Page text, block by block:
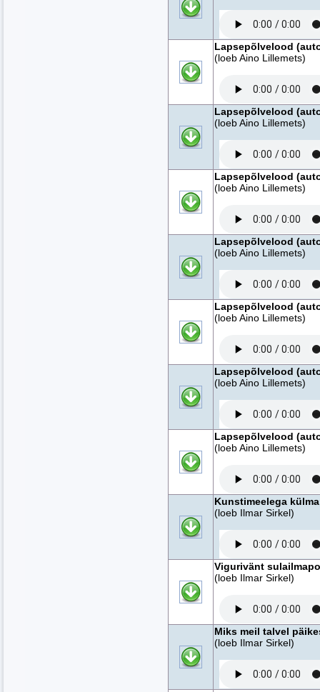
Lapsepõlvelood
(loeb Aino Lillemets)
Lapsepõlvelood
(loeb Aino Lillemets)
Lapsepõlvelood
(loeb Aino Lillemets)
Lapsepõlvelood
(loeb Aino Lillemets)
Lapsepõlvelood
(loeb Aino Lillemets)
Lapsepõlvelood
(loeb Aino Lillemets)
Lapsepõlvelood
(loeb Aino Lillemets)
Kunstimeelega
(loeb Ilmar Sirkel)
Vigurivänt
(loeb Ilmar Sirkel)
Miks meil talvel
(loeb Ilmar Sirkel)